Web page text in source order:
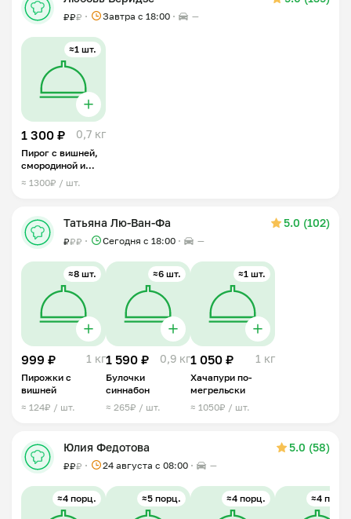
₽₽₽ Завтра c 18:00 —
≈1 шт.
1 300 ₽ 0,7 кг
Пирог с вишней,
смородиной и
малиной
≈ 1300₽ / шт.
Татьяна Лю-Ван-Фа 5.0 (102)
₽₽₽ Сегодня с 18:00 —
≈8 шт.
999 ₽ 1 кг
Пирожки с
вишней
≈ 124₽ / шт.
≈6 шт.
1 590 ₽ 0,9 кг
Булочки
синнабон
≈ 265₽ / шт.
≈1 шт.
1 050 ₽ 1 кг
Хачапури по-
мегрельски
≈ 1050₽ / шт.
Юлия Федотова 5.0 (58)
₽₽₽ 24 августа с 08:00 —
≈4 порц. ≈5 порц. ≈4 порц. ≈4 порц.